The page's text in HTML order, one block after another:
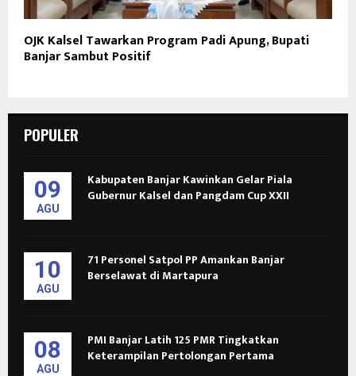
OJK Kalsel Tawarkan Program Padi Apung, Bupati
Banjar Sambut Positif
POPULER
09
AGU
Kabupaten Banjar Kawinkan Gelar Piala
Gubernur Kalsel dan Pangdam Cup XXII
10
AGU
71 Personel Satpol PP Amankan Banjar
Berselawat di Martapura
08
AGU
PMI Banjar Latih 125 PMR Tingkatkan
Keterampilan Pertolongan Pertama